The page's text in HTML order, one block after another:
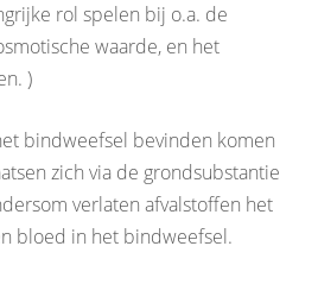
rol spelen bij o.a. de
waarde, en het
)
bindweefsel bevinden komen
zich via de grondsubstantie
verlaten afvalstoffen het
bloed in het bindweefsel.